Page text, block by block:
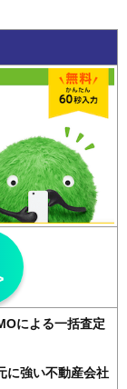
による一括査定
に強い不動産会社